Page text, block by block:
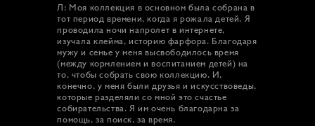
Л: Моя коллекция в основном была собрана в
тот период времени, когда я рожала детей. Я
проводила ночи напролет в интернете,
изучала клейма, историю фарфора. Благодаря
мужу и семье у меня высвободилось время
(между кормлением и воспитанием детей) на
то, чтобы собрать свою коллекцию. И,
конечно, у меня были друзья и искусствоведы,
которые разделяли со мной это счастье
собирательства. Я им очень благодарна за
помощь, за поиск, за время.